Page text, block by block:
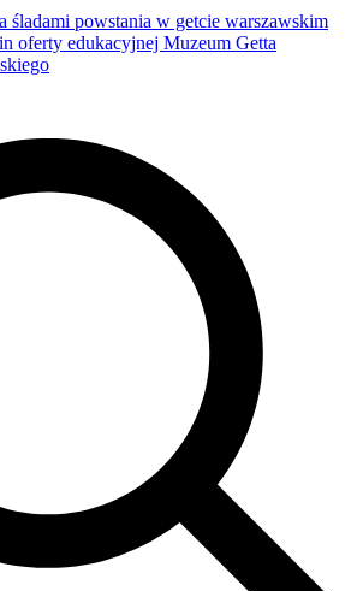
śladami powstania w getcie warszawskim
oferty edukacyjnej Muzeum Getta